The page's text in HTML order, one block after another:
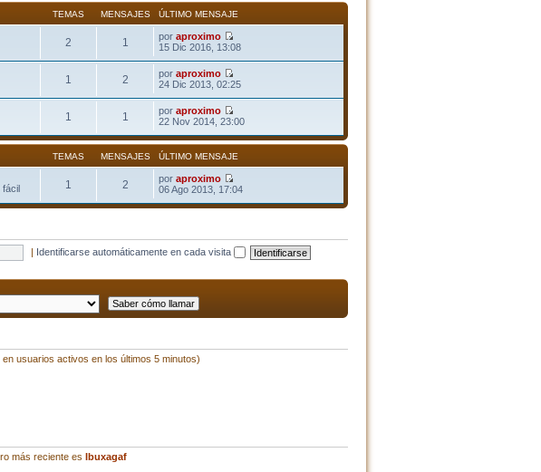
TEMAS MENSAJES ÚLTIMO MENSAJE
2 1 poraproximo
15 Dic 2016, 13:08
1 2 poraproximo
24 Dic 2013, 02:25
1 1 poraproximo
22 Nov 2014, 23:00
TEMAS MENSAJES ÚLTIMO MENSAJE
fácil 1 2 poraproximo
06 Ago 2013, 17:04
| Identificarse automáticamente en cada visita
usuarios activos en los últimos 5 minutos)
más reciente es Ibuxagaf